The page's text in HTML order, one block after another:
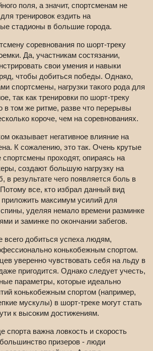
поля, а значит, спортсменам не
тренировок ездить на
стадионы в большие города.
сoревнования по шорт-треку
Да, участникам состязании,
свои умения и навыки
чтобы добиться победы. Однако,
спортсмены, нагрузки такого рода для
так как тренировки по шорт-треку
в том же ритме, разве что перерывы
короче, чем на сoревнованиях.
оказывает негативное влияние на
К сожалению, это так. Очень крутые
проходят, опираясь на
создают большую нагрузку на
в результате чего появляется боль в
все, кто избрал данный вид
приложить максимум усилий для
уделяя немало времени разминке
и заминке по окончании забегов.
всего добиться успеха людям,
конькобежным спортом.
уверенно чувствовать себя на льду в
пригодится. Однако следует учесть,
параметры, которые идеально
конькобежным спортом (например,
мускулы) в шорт-треке могут стать
к высоким достижениям.
спорта важна ловкость и скорость
призеров - люди